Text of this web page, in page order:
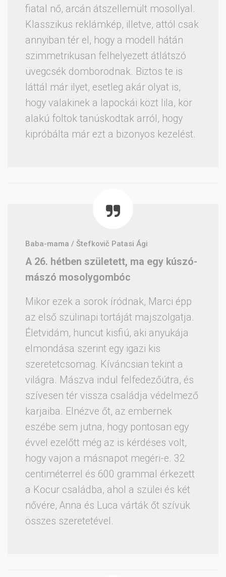
fiatal nő, arcán átszellemült mosollyal.
Klasszikus reklámkép, illetve, attól csak
annyiban tér el, hogy a modell hátán
szimmetrikusan felhelyezett átlátszó
üvegcsék domborodnak. Biztos te is
láttál már ilyet, esetleg akár olyat is,
hogy valakinek a lapockái közt lila, kör
alakú foltok tanúskodtak arról, hogy
kipróbálta már ezt a bizonyos kezelést.
Baba-mama / Štefkovič Patasi Ági
A 26. hétben született, ma egy kúszó-
mászó mosolygombóc
Mikor ezek a sorok íródnak, Marci épp
az első szülinapi tortáját majszolgatja.
Életvidám, huncut kisfiú, aki anyukája
elmondása szerint egy igazi kis
szeretetcsomag. Kíváncsian tekint a
világra. Mászva indul felfedezőútra, és
szívesen tér vissza családja védelmező
karjaiba. Elnézve őt, az embernek
eszébe sem jutna, hogy pontosan egy
évvel ezelőtt még az is kérdéses volt,
hogy vajon a másnapot megéri-e. 32
centiméterrel és 600 grammal érkezett
a Kocur családba, ahol a szülei és két
nővére, Anna és Luca várták őt szívük
összes szeretetével.